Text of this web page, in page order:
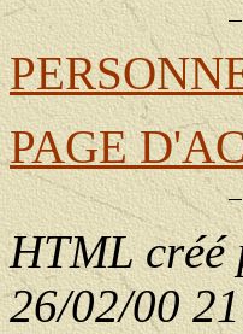
PAGE
HTML
26/02/00